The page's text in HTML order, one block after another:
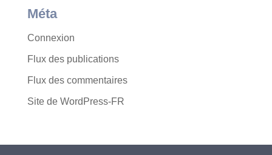
Méta
Connexion
Flux des publications
Flux des commentaires
Site de WordPress-FR